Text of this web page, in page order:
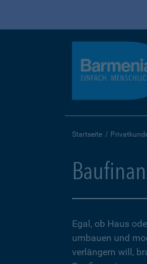
Startseite
Egal, ob Haus
umbauen und
verlängern will,